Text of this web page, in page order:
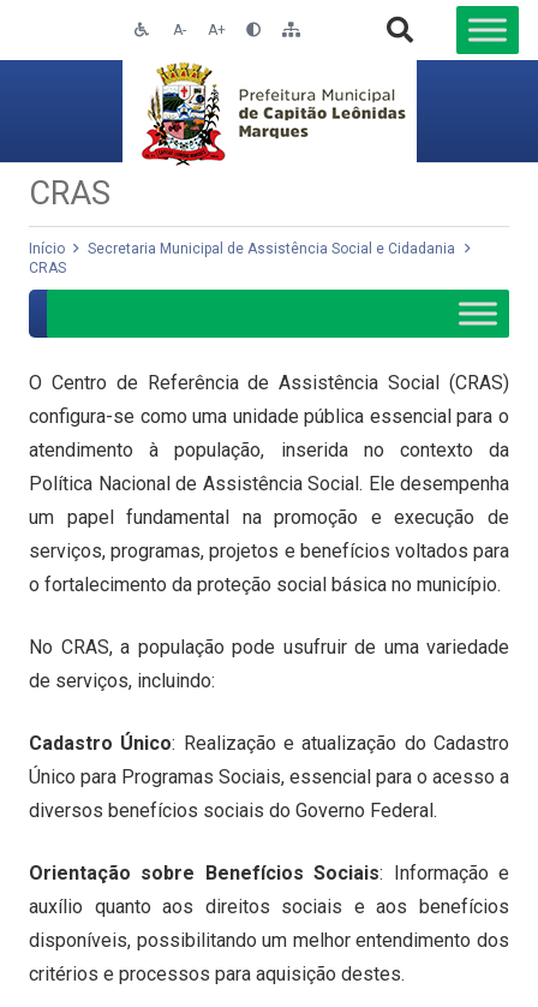
A- A+
CRAS
Início
Secretaria Municipal de Assistência Social e Cidadania
CRAS
O Centro de Referência de Assistência Social (CRAS)
configura-se como uma unidade pública essencial para o
atendimento à população, inserida no contexto da
Política Nacional de Assistência Social. Ele desempenha
um papel fundamental na promoção e execução de
serviços, programas, projetos e benefícios voltados para
o fortalecimento da proteção social básica no município.
No CRAS, a população pode usufruir de uma variedade
de serviços, incluindo:
Cadastro Único: Realização e atualização do Cadastro
Único para Programas Sociais, essencial para o acesso a
diversos benefícios sociais do Governo Federal.
Orientação sobre Benefícios Sociais: Informação e
auxílio quanto aos direitos sociais e aos benefícios
disponíveis, possibilitando um melhor entendimento dos
critérios e processos para aquisição destes.